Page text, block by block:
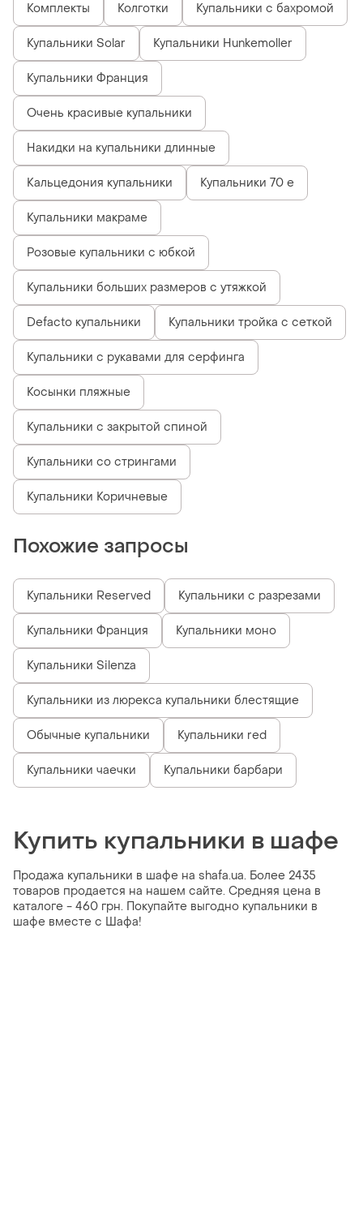
Комплекты Колготки Купальники с бахромой
Купальники Solar Купальники Hunkemoller
Купальники Франция
Очень красивые купальники
Накидки на купальники длинные
Кальцедония купальники Купальники 70 е
Купальники макраме
Розовые купальники с юбкой
Купальники больших размеров с утяжкой
Defacto купальники Купальники тройка с сеткой
Купальники с рукавами для серфинга
Косынки пляжные
Купальники с закрытой спиной
Купальники со стрингами
Купальники Коричневые
Похожие запросы
Купальники Reserved Купальники с разрезами
Купальники Франция Купальники моно
Купальники Silenza
Купальники из люрекса купальники блестящие
Обычные купальники Купальники red
Купальники чаечки Купальники барбари
Купить купальники в шафе
Продажа купальники в шафе на shafa.ua. Более 2435
товаров продается на нашем сайте. Средняя цена в
каталоге - 460 грн. Покупайте выгодно купальники в
шафе вместе с Шафа!